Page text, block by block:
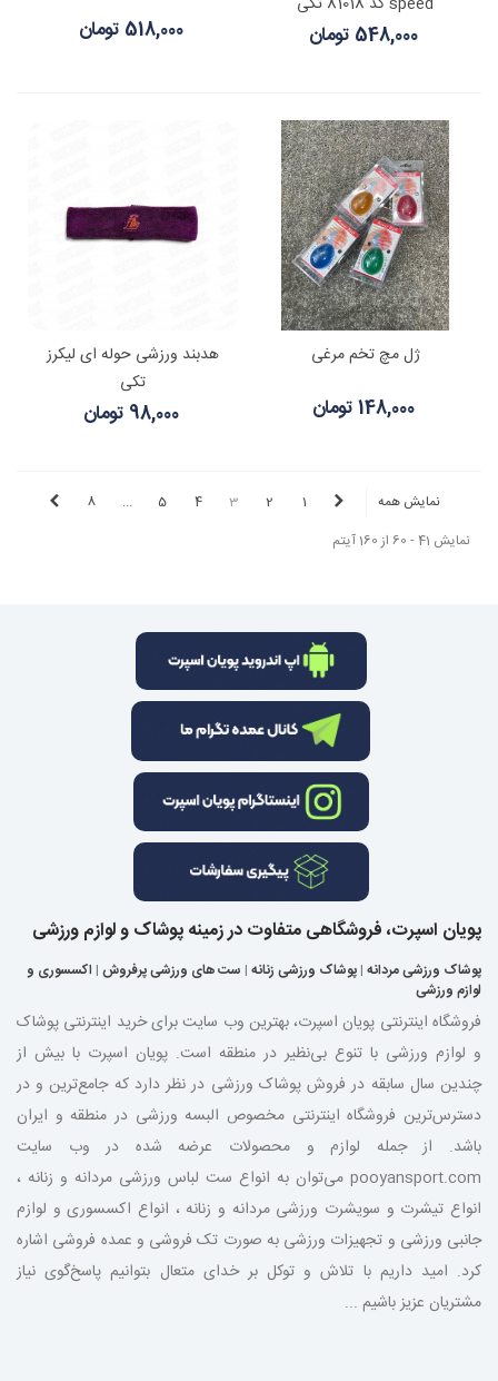
548,000 تومان 518,000 تومان
ژل مچ تخم مرغی
148,000 تومان
هدبند ورزشی حوله ای لیکرز
تکی
98,000 تومان
1
2
3
4
5
...
8
نمایش همه
نمایش 41 - 60 از 160 آیتم
پویان اسپرت، فروشگاهی متفاوت در زمینه پوشاک و لوازم ورزشی
پوشاک ورزشی مردانه | پوشاک ورزشی زنانه | ست های ورزشی پرفروش | اکسسوری و
لوازم ورزشی
فروشگاه اینترنتی پویان اسپرت، بهترین وب سایت برای خرید اینترنتی پوشاک
و لوازم ورزشی با تنوع بی‌نظیر در منطقه است. پویان اسپرت با بیش از
چندین سال سابقه در فروش پوشاک ورزشی در نظر دارد که جامع‌ترین و در
دسترس‌ترین فروشگاه اینترنتی مخصوص البسه ورزشی در منطقه و ایران
باشد. از جمله لوازم و محصولات عرضه شده در وب سایت
pooyansport.com می‌توان به انواع ست لباس ورزشی مردانه و زنانه ،
انواع تیشرت و سویشرت ورزشی مردانه و زنانه ، انواع اکسسوری و لوازم
جانبی ورزشی و تجهیزات ورزشی به صورت تک فروشی و عمده فروشی اشاره
کرد. امید داریم با تلاش و توکل بر خدای متعال بتوانیم پاسخ‌گوی نیاز
مشتریان عزیز باشیم ...